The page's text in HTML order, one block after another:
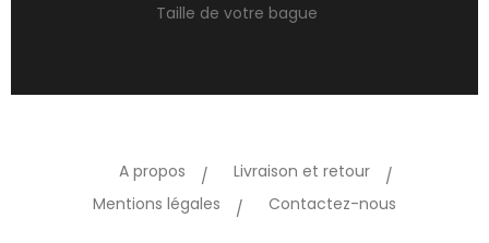
Taille de votre bague
A propos
Livraison et retour
Mentions légales
Contactez-nous